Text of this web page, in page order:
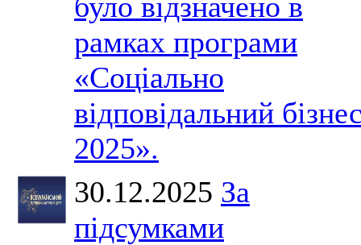
рамках програми
«Соціально
відповідальний
2025».
30.12.2025 За
підсумками